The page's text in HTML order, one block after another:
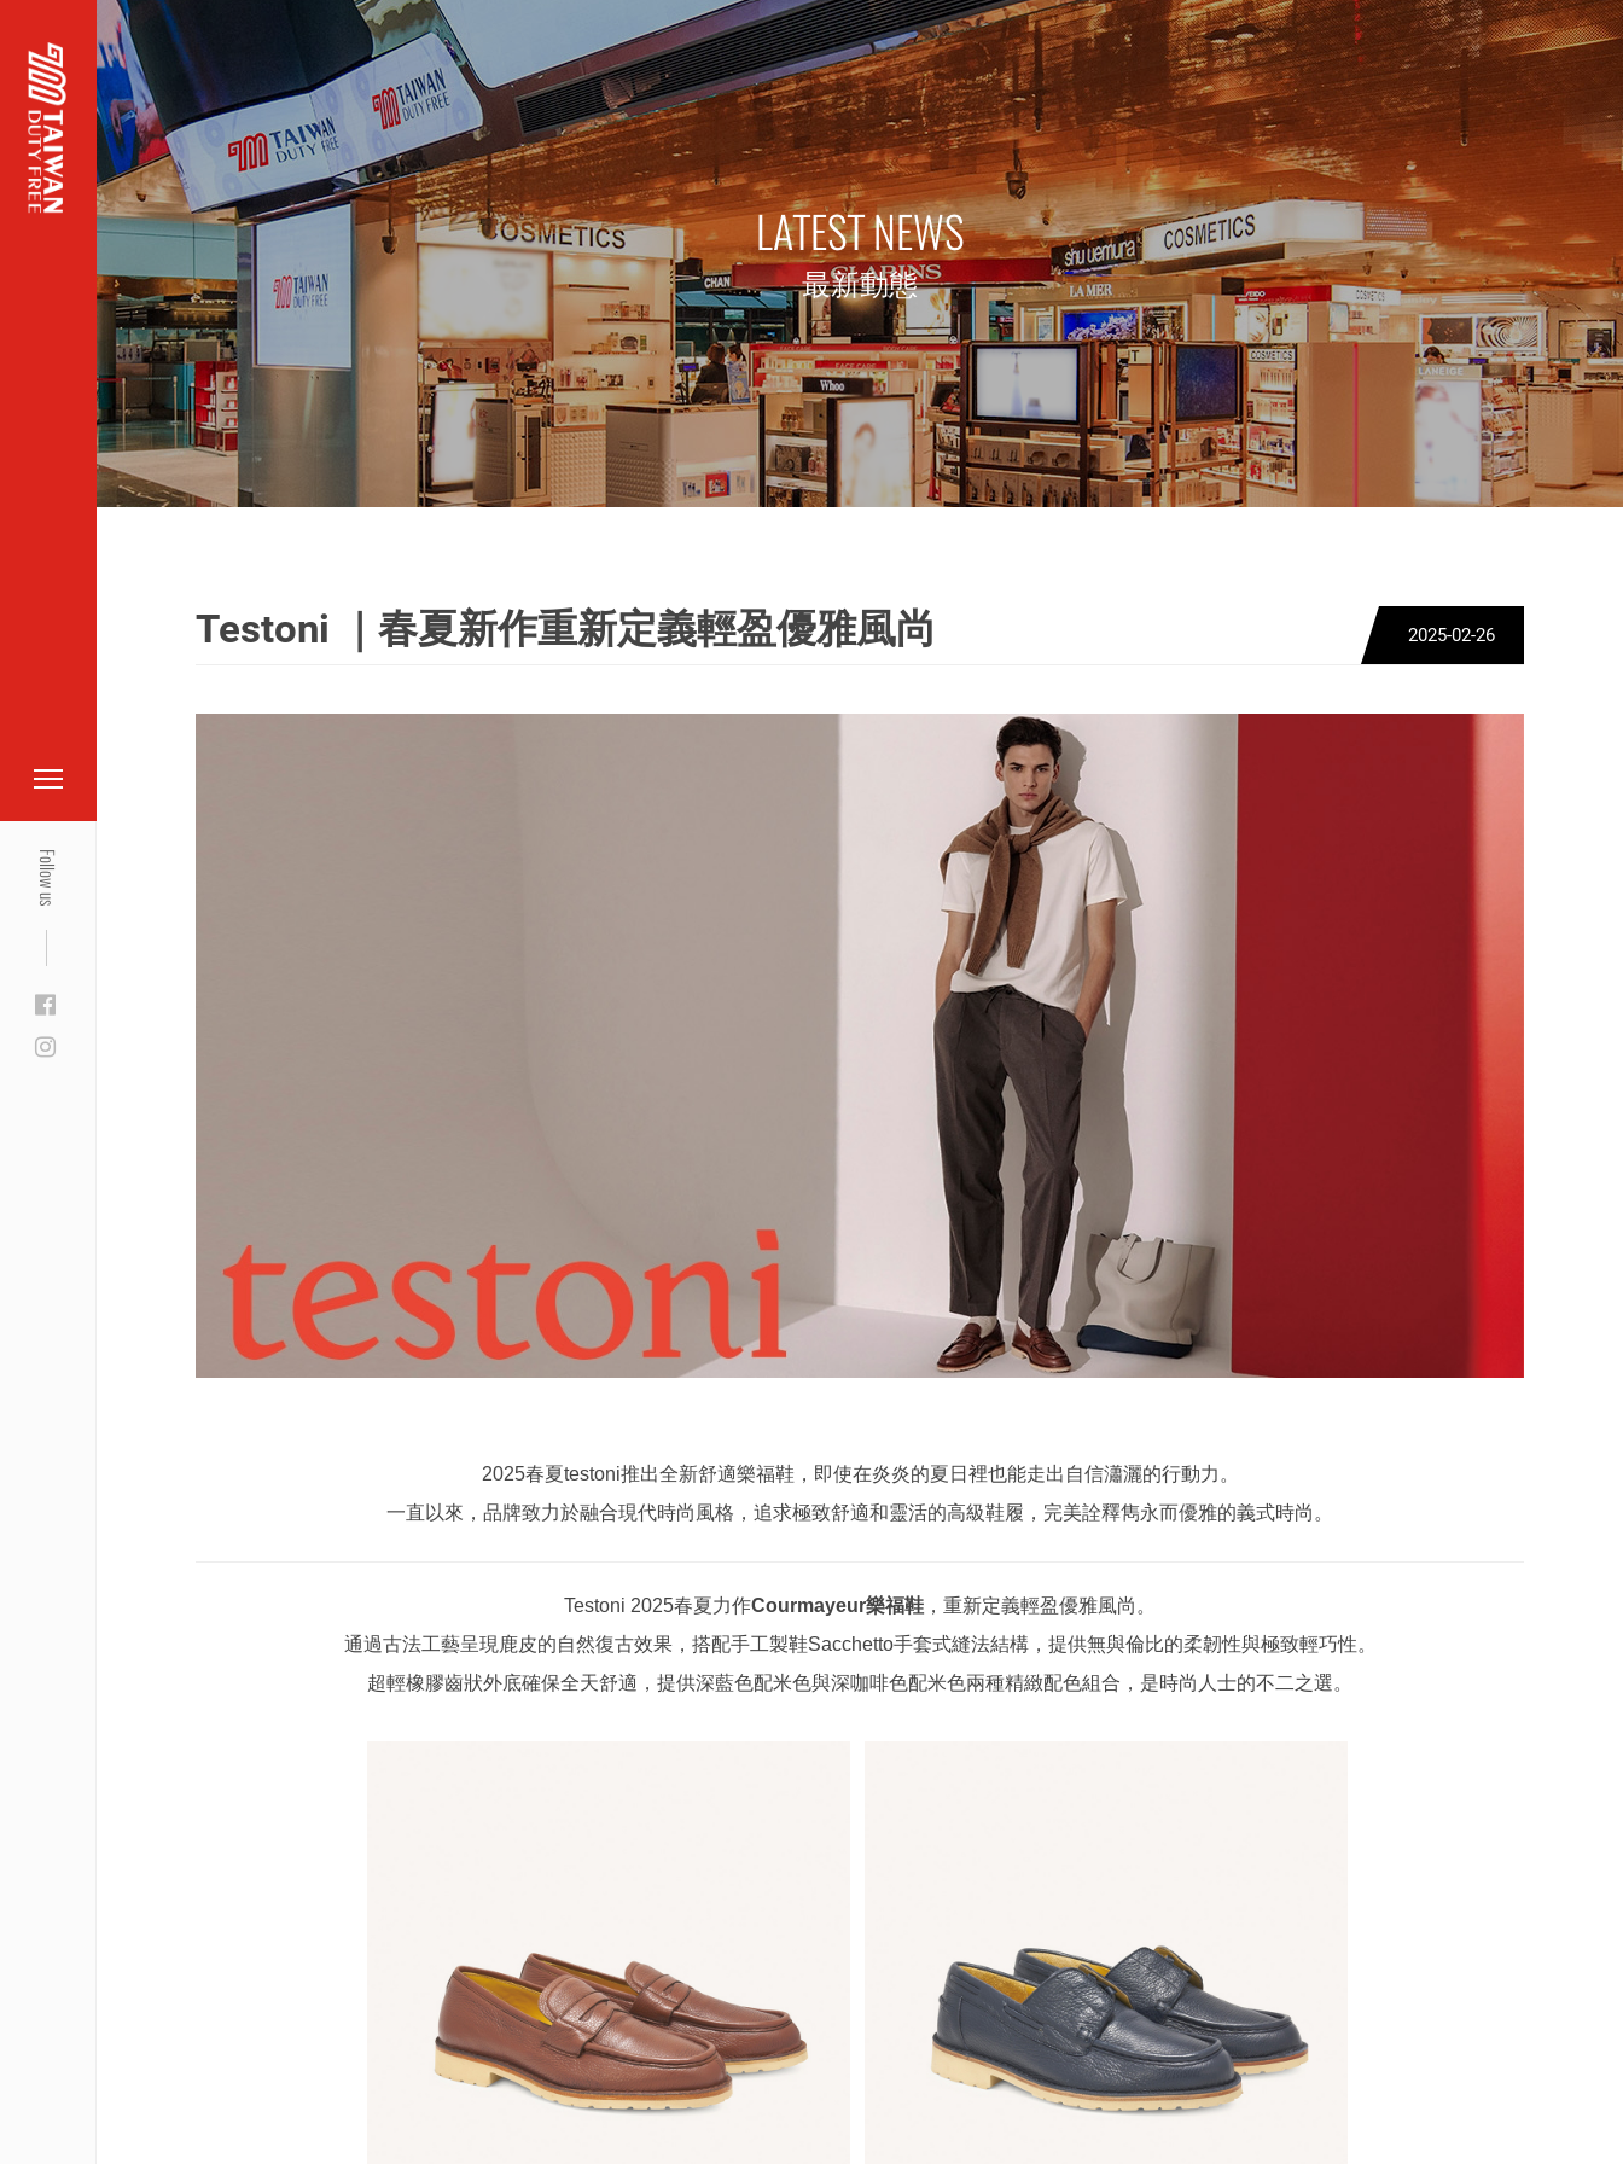
主標
題
Follow us
LATEST NEWS
最新動態
2025-02-26
Testoni ｜春夏新作重新定義輕盈優雅風尚
2025春夏testoni推出全新舒適樂福鞋，即使在炎炎的夏日裡也能走出自信瀟灑的行動力。
一直以來，品牌致力於融合現代時尚風格，追求極致舒適和靈活的高級鞋履， 完美詮釋雋永而優雅的義式時尚。
Testoni 2025春夏力作Courmayeur樂福鞋 ，重新定義輕盈優雅風尚。
通過古法工藝呈現鹿皮的自然復古效果，搭配手工製鞋Sacchetto手套式縫法結構，提供無與倫比的柔韌性與極致輕巧性。
超輕橡膠齒狀外底確保全天舒適，提供深藍色配米色與深咖啡色配米色兩種精緻配色組合，是時尚人士的不二之選。